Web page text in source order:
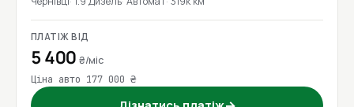
ПЛАТІЖ ВІД
5 400₴/міс
Ціна авто 177 000 ₴